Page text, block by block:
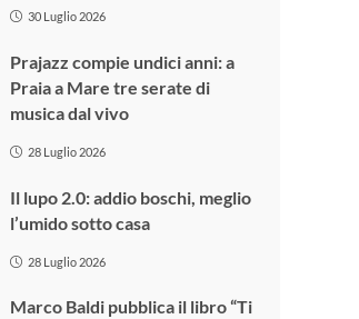
30 Luglio 2026
Prajazz compie undici anni: a
Praia a Mare tre serate di
musica dal vivo
28 Luglio 2026
Il lupo 2.0: addio boschi, meglio
l’umido sotto casa
28 Luglio 2026
Marco Baldi pubblica il libro “Ti